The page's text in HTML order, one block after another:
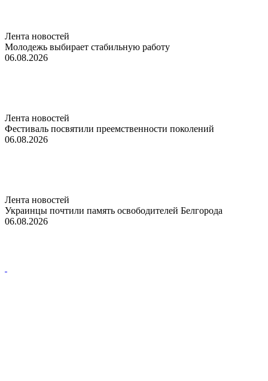
Лента новостей
Молодежь выбирает стабильную работу
06.08.2026
Лента новостей
Фестиваль посвятили преемственности поколений
06.08.2026
Лента новостей
Украинцы почтили память освободителей Белгорода
06.08.2026